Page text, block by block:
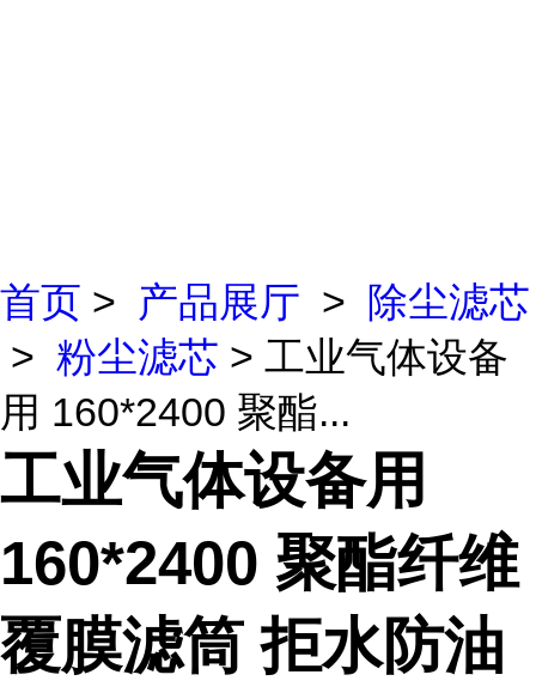
首页 > 产品展厅 >
除尘滤芯
> 粉尘滤芯 > 工业气体设备
用 160*2400 聚酯...
工业气体设备用
160*2400 聚酯纤维
覆膜滤筒 拒水防油